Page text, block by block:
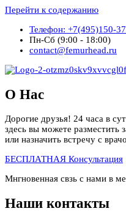
Перейти к содержанию
Телефон: +7(495)150-
Пн-Сб (9:00 - 18:00)
contact@femurhead.ru
О Нас
Дорогие друзья! 24 часа в
здесь вы можете разместить
или назначить встречу с
БЕСПЛАТНАЯ Консультация
Мнгновенная свзь с нами в
Наши контакты